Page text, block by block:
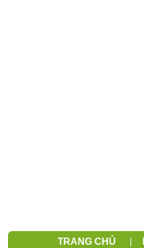
TRANG CHỦ